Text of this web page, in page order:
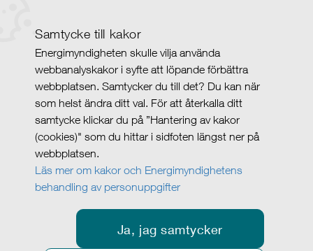
Samtycke till kakor
Energimyndigheten skulle vilja använda
webbanalyskakor i syfte att löpande förbättra
webbplatsen. Samtycker du till det? Du kan när
som helst ändra ditt val. För att återkalla ditt
samtycke klickar du på ”Hantering av kakor
(cookies)" som du hittar i sidfoten längst ner på
webbplatsen.
Läs mer om kakor och Energimyndighetens
behandling av personuppgifter
Ja, jag samtycker